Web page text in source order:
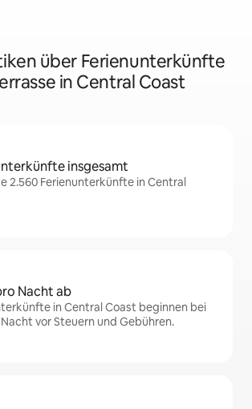
über Ferienunterkünfte
in Central Coast
insgesamt
2.560 Ferienunterkünfte in Central
Nacht ab
in Central Coast beginnen bei
vor Steuern und Gebühren.